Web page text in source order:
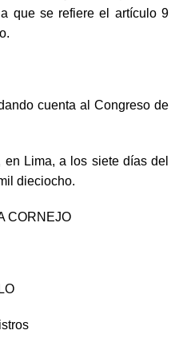
que se refiere el artículo 9
cuenta al Congreso de
Lima, a los siete días del
dieciocho.
CORNEJO